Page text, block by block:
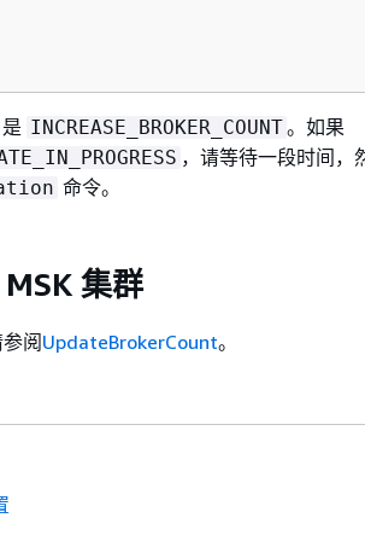
是 INCREASE_BROKER_COUNT。如果
，请等待一段时间，
命令。
集群
阅UpdateBrokerCount。